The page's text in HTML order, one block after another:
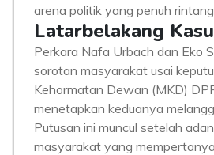
arena politik yang penuh
Latarbelakang
Perkara Nafa Urbach dan Eko
sorotan masyarakat usai
Kehormatan Dewan (MKD)
menetapkan keduanya
Putusan ini muncul setelah
masyarakat yang